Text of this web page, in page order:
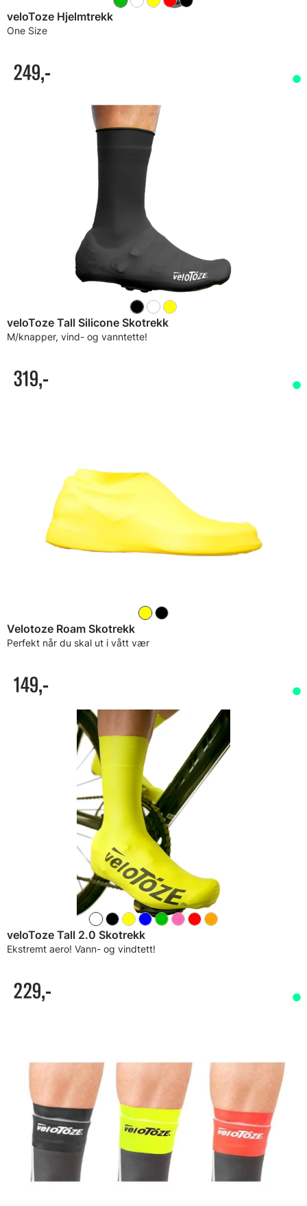
veloToze Hjelmtrekk
One Size
249,-
veloToze Tall Silicone Skotrekk
M/knapper, vind- og vanntette!
319,-
Velotoze Roam Skotrekk
Perfekt når du skal ut i vått vær
149,-
veloToze Tall 2.0 Skotrekk
Ekstremt aero! Vann- og vindtett!
229,-